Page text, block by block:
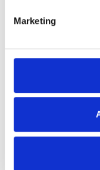
Marketing